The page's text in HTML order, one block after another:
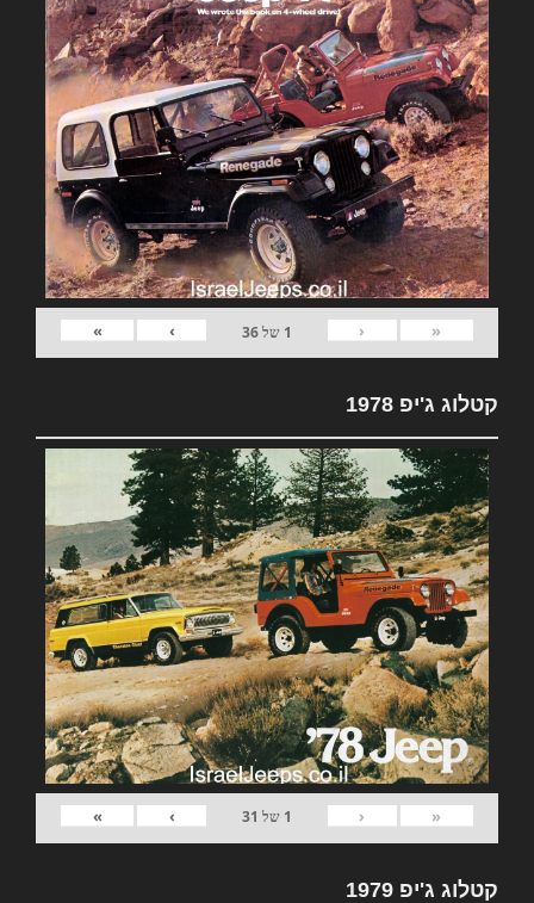
«
‹
1 של36
›
»
קטלוג ג'יפ 1978
«
‹
1 של 31
›
»
קטלוג ג'יפ 1979